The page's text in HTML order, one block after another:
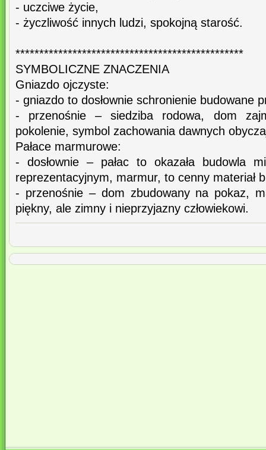
- uczciwe życie,
- życzliwość innych ludzi, spokojną starość.
************************************************
SYMBOLICZNE ZNACZENIA
Gniazdo ojczyste:
- gniazdo to dosłownie schronienie budowane
- przenośnie – siedziba rodowa, dom
pokolenie, symbol zachowania dawnych
Pałace marmurowe:
- dosłownie – pałac to okazała budowla
reprezentacyjnym, marmur, to cenny materiał
- przenośnie – dom zbudowany na pokaz,
piękny, ale zimny i nieprzyjazny człowiekowi.